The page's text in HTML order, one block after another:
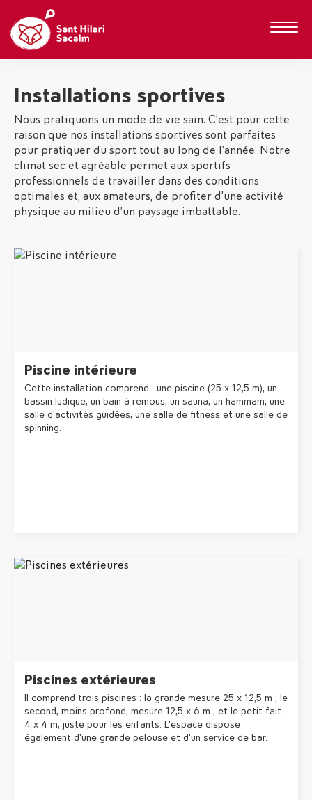
Installations sportives
Nous pratiquons un mode de vie sain. C’est pour cette
raison que nos installations sportives sont parfaites
pour pratiquer du sport tout au long de l’année. Notre
climat sec et agréable permet aux sportifs
professionnels de travailler dans des conditions
optimales et, aux amateurs, de profiter d’une activité
physique au milieu d’un paysage imbattable.
Piscine intérieure
Cette installation comprend : une piscine (25 x 12,5 m), un
bassin ludique, un bain à remous, un sauna, un hammam, une
salle d'activités guidées, une salle de fitness et une salle de
spinning.
Piscines extérieures
Il comprend trois piscines : la grande mesure 25 x 12,5 m ; le
second, moins profond, mesure 12,5 x 6 m ; et le petit fait
4 x 4 m, juste pour les enfants. L'espace dispose
également d'une grande pelouse et d'un service de bar.